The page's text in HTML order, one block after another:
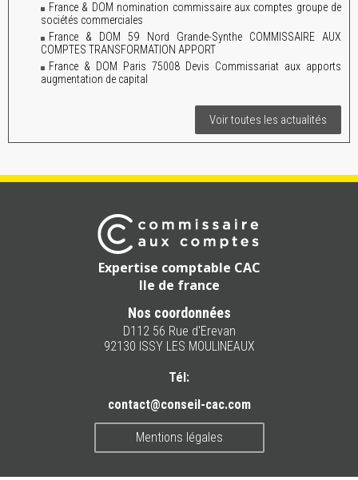
France & DOM nomination commissaire aux comptes groupe de
sociétés commerciales
France & DOM 59 Nord Grande-Synthe COMMISSAIRE AUX
COMPTES TRANSFORMATION APPORT
France & DOM Paris 75008 Devis Commissariat aux apports
augmentation de capital
Voir toutes les actualités
Expertise comptable CAC
Ile de france
Nos coordonnées
D112 56 Rue d'Erevan
92130 ISSY LES MOULINEAUX
Tél:
contact@conseil-cac.com
Mentions légales